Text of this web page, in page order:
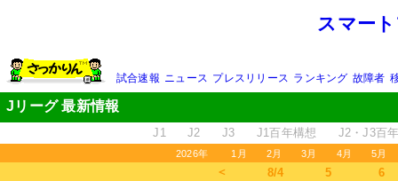
スマー
試合速報 ニュース プレスリリース ランキング 故障者
Jリーグ 最新情報
J1 J2 J3 J1百年構想 J2・J3百
2026年 1月 2月 3月 4月 5月
＜ 8/4 5 6